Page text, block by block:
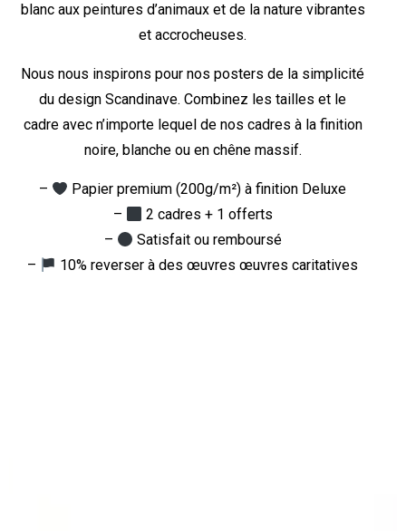
blanc aux peintures d’animaux et de la nature vibrantes
et accrocheuses.
Nous nous inspirons pour nos posters de la simplicité
du design Scandinave. Combinez les tailles et le
cadre avec n’importe lequel de nos cadres à la finition
noire, blanche ou en chêne massif.
–
Papier premium (200g/m²) à finition Deluxe
–
2 cadres + 1 offerts
–
Satisfait ou remboursé
–
10% reverser à des œuvres œuvres caritatives